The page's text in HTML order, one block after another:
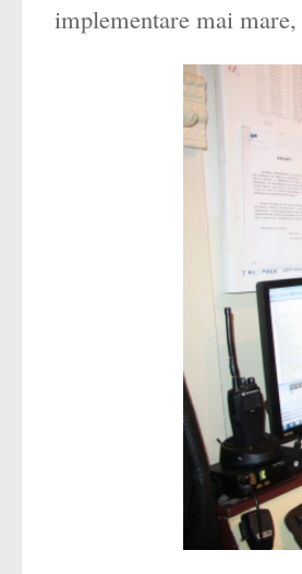
implementare mai mare,